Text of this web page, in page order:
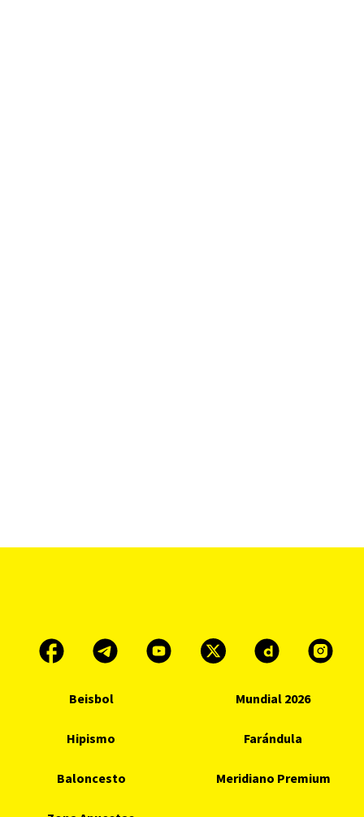
Beisbol Mundial 2026
Hipismo Farándula
Baloncesto Meridiano Premium